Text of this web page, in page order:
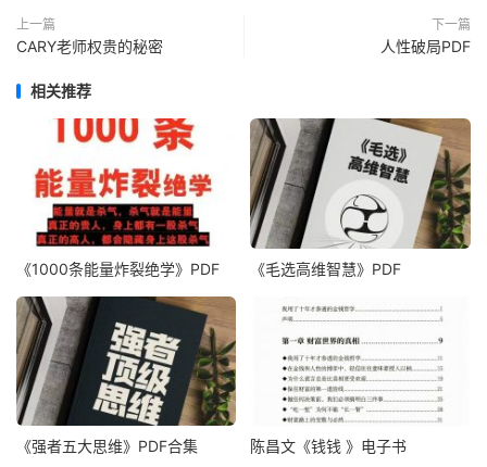
上一篇
CARY老师权贵的秘密
下一篇
人性破局PDF
相关推荐
《1000‮能条‬‎量‮裂炸‬‎绝学》PDF 《毛‮高选‬维智慧》PDF
《强者五大思维》PDF合集 陈昌文《钱钱 》电子书